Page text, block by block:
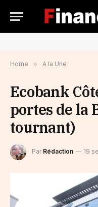
Home » A la Une
Ecobank
portes de la
tournant)
Par Rédaction 19